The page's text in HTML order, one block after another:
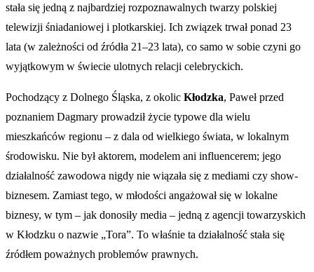
stała się jedną z najbardziej rozpoznawalnych twarzy polskiej
telewizji śniadaniowej i plotkarskiej. Ich związek trwał ponad 23
lata (w zależności od źródła 21–23 lata), co samo w sobie czyni go
wyjątkowym w świecie ulotnych relacji celebryckich.
Pochodzący z Dolnego Śląska, z okolic Kłodzka, Paweł przed
poznaniem Dagmary prowadził życie typowe dla wielu
mieszkańców regionu – z dala od wielkiego świata, w lokalnym
środowisku. Nie był aktorem, modelem ani influencerem; jego
działalność zawodowa nigdy nie wiązała się z mediami czy show-
biznesem. Zamiast tego, w młodości angażował się w lokalne
biznesy, w tym – jak donosiły media – jedną z agencji towarzyskich
w Kłodzku o nazwie „Tora”. To właśnie ta działalność stała się
źródłem poważnych problemów prawnych.